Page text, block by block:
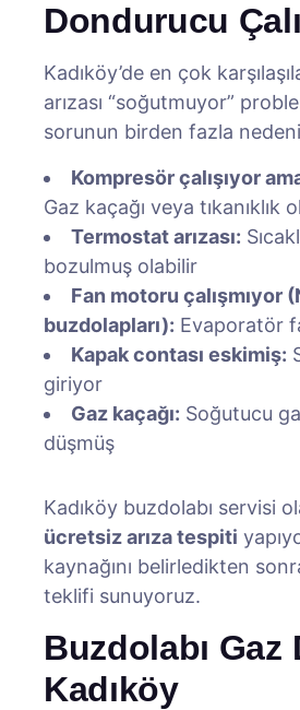
Dondurucu
Kadıköy’de en çok
arızası “soğutmuyor”
sorunun birden fazla
Kompresör çalışıyor
Gaz kaçağı veya tıkanıklık
Termostat arızası:
bozulmuş olabilir
Fan motoru çalışmıyor
buzdolapları): Evaporatör
Kapak contası eskimiş:
giriyor
Gaz kaçağı: Soğutucu
düşmüş
Kadıköy buzdolabı servisi
ücretsiz arıza tespiti
kaynağını belirledikten
teklifi sunuyoruz.
Buzdolabı Gaz
Kadıköy